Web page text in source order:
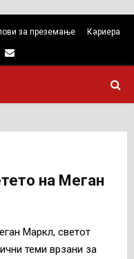
за преземање Кариера
Email
на Меган
Маркл, светот
теми врзани за